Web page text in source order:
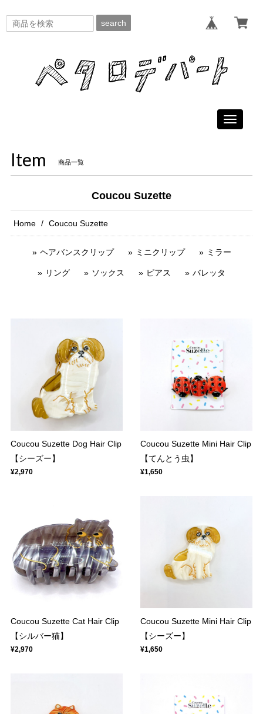
search
Toggle
Item 商品一覧
Coucou Suzette
Home Coucou Suzette
ヘアバンスクリップ ミニクリップ ミラー
リング ソックス ピアス バレッタ
Coucou Suzette Dog Hair Clip
【シーズー】
¥2,970
Coucou Suzette Mini Hair Clip
【てんとう虫】
¥1,650
Coucou Suzette Cat Hair Clip
【シルバー猫】
¥2,970
Coucou Suzette Mini Hair Clip
【シーズー】
¥1,650